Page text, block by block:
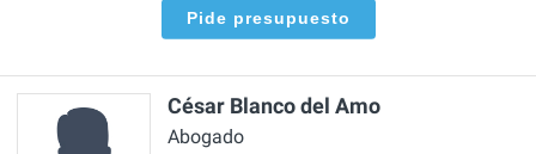
Pide presupuesto
César Blanco del Amo
Abogado